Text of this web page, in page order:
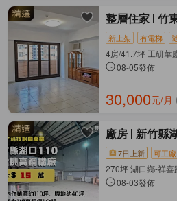
整層住家 竹
新上架 有電梯
4房/41.7坪 工研華
08-05發佈
30,000元/月
廠房 新竹縣
7日上新 可工
270坪 湖口鄉-祥喜
08-03發佈